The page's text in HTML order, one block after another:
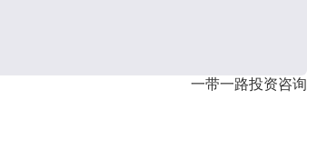
一带一路投资咨询